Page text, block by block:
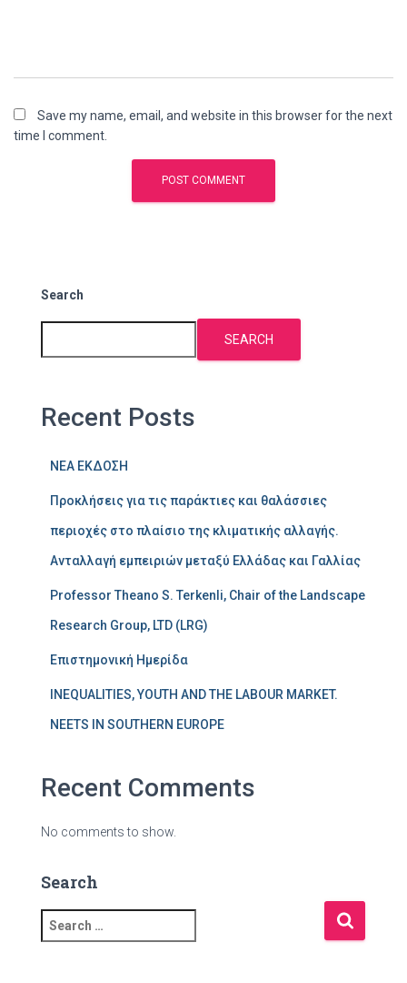
Save my name, email, and website in this browser for the next
time I comment.
Search
SEARCH
Recent Posts
ΝΕΑ ΕΚΔΟΣΗ
Προκλήσεις για τις παράκτιες και θαλάσσιες
περιοχές στο πλαίσιο της κλιματικής αλλαγής.
Ανταλλαγή εμπειριών μεταξύ Ελλάδας και Γαλλίας
Professor Theano S. Terkenli, Chair of the Landscape
Research Group, LTD (LRG)
Επιστημονική Ημερίδα
INEQUALITIES, YOUTH AND THE LABOUR MARKET.
NEETS IN SOUTHERN EUROPE
Recent Comments
No comments to show.
Search
e